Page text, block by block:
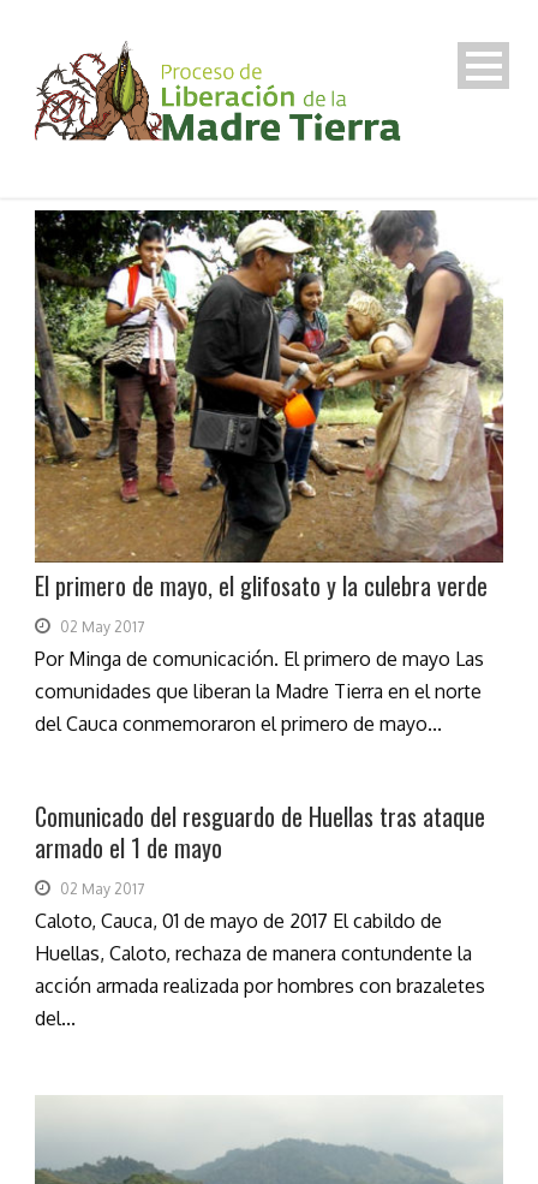
El primero de mayo, el glifosato y la culebra verde
02 May 2017
Por Minga de comunicación. El primero de mayo Las
comunidades que liberan la Madre Tierra en el norte
del Cauca conmemoraron el primero de mayo...
Comunicado del resguardo de Huellas tras ataque
armado el 1 de mayo
02 May 2017
Caloto, Cauca, 01 de mayo de 2017 El cabildo de
Huellas, Caloto, rechaza de manera contundente la
acción armada realizada por hombres con brazaletes
del...